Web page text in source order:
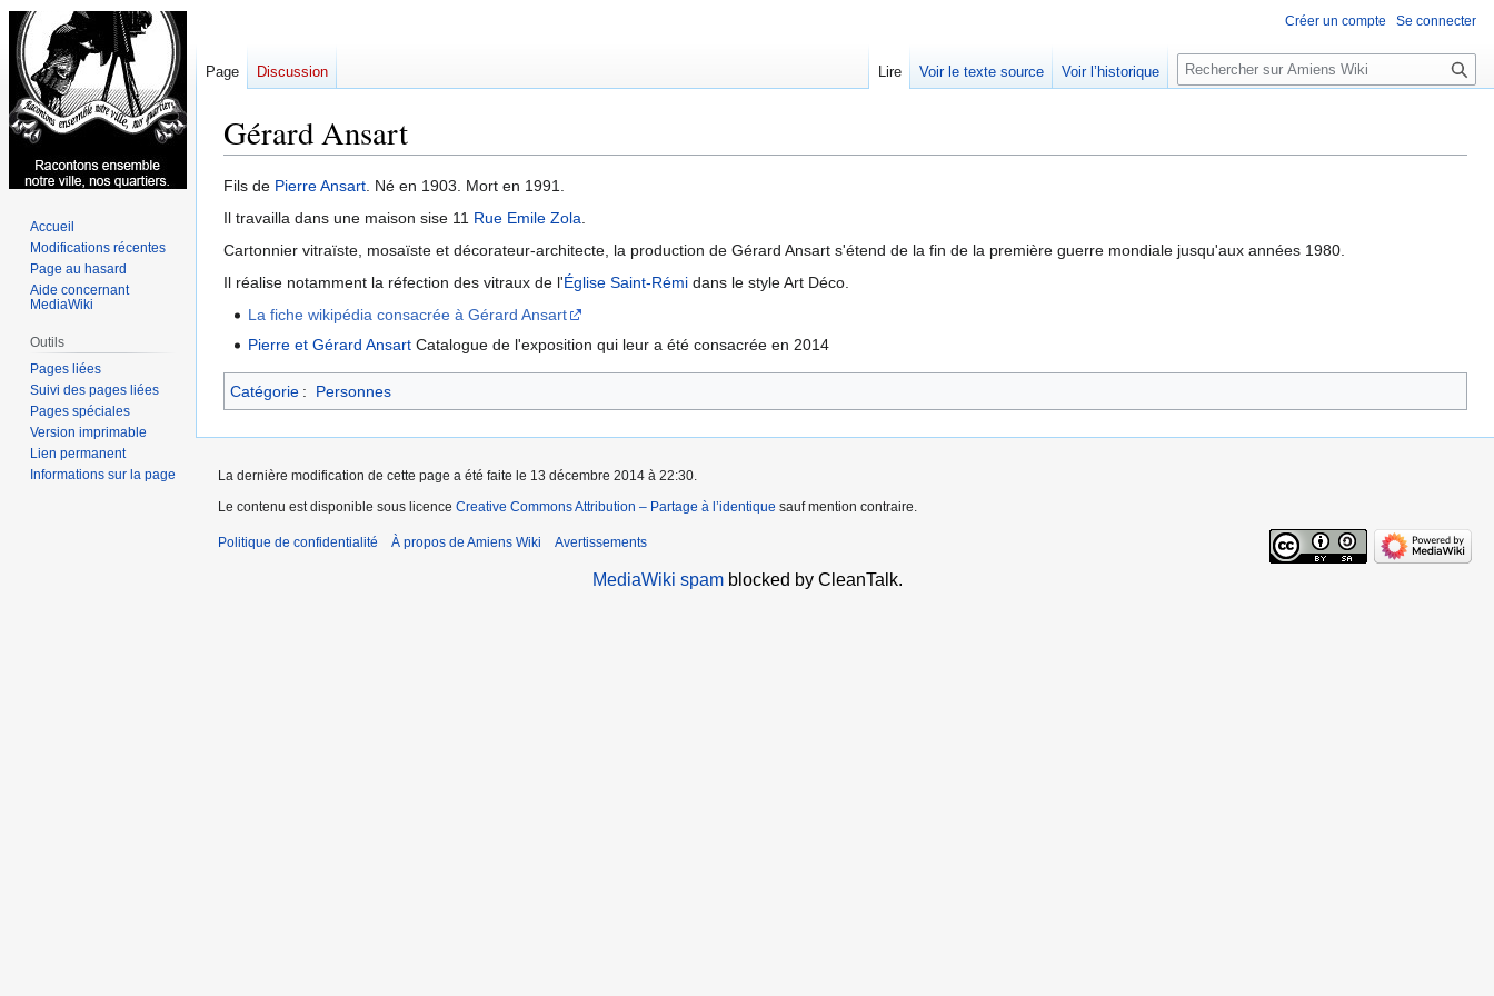
Gérard Ansart
Aller
à
navigation
Aller
à
recherche
Fils de Pierre Ansart. Né en 1903. Mort en 1991.
Il travailla dans une maison sise 11 Rue Emile Zola.
Cartonnier vitraïste, mosaïste et décorateur-architecte, la production de Gérard Ansart s'étend de la fin de la première guerre mondiale jusqu'aux années 1980.
Il réalise notamment la réfection des vitraux de l'Église Saint-Rémi dans le style Art Déco.
La fiche wikipédia consacrée à Gérard Ansart
Pierre et Gérard Ansart Catalogue de l'exposition qui leur a été consacrée en 2014
Catégorie : Personnes
Créer un compte Se connecter
Page Discussion Lire Voir le texte source Voir l’historique
Rechercher
Accueil
Modifications récentes
Page au hasard
Aide concernant
MediaWiki
Outils
Pages liées
Suivi des pages liées
Pages spéciales
Version imprimable
Lien permanent
Informations sur la page
La dernière modification de cette page a été faite le 13 décembre 2014 à 22:30.
Le contenu est disponible sous licence Creative Commons Attribution – Partage à l’identique sauf mention contraire.
Politique de confidentialité À propos de Amiens Wiki Avertissements
MediaWiki spamblocked by CleanTalk.